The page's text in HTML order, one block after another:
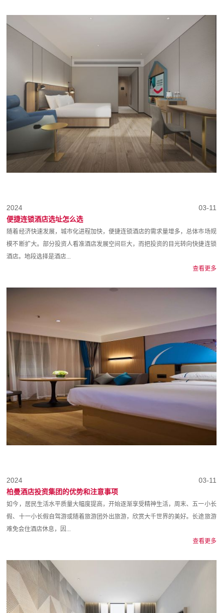
03-11
2024
便捷连锁酒店选址怎么选
随着经济快速发展，城市化进程加快，便捷连锁酒店的需求量增多，总体市场规
模不断扩大。部分投资人看准酒店发展空间巨大，而把投资的目光转向快捷连锁
酒店。地段选择是酒店...
查看更多
03-11
2024
柏曼酒店投资集团的优势和注意事项
如今，居民生活水平质量大幅度提高，开始逐渐享受精神生活，周末、五一小长
假、十一小长假自驾游或随着旅游团外出旅游，欣赏大千世界的美好。长途旅游
难免会住酒店休息，因...
查看更多